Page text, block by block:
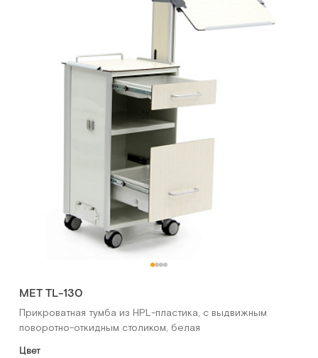
МЕТ TL-130
Прикроватная тумба из HPL-пластика, с выдвижным
поворотно-откидным столиком, белая
Цвет